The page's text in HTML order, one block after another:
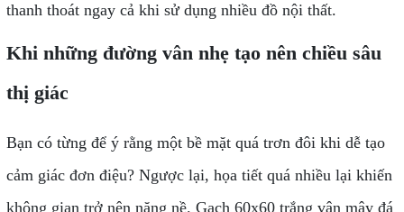
thanh thoát ngay cả khi sử dụng nhiều đồ nội thất.
Khi những đường vân nhẹ tạo nên chiều sâu
thị giác
Bạn có từng để ý rằng một bề mặt quá trơn đôi khi dễ tạo
cảm giác đơn điệu? Ngược lại, họa tiết quá nhiều lại khiến
không gian trở nên nặng nề. Gạch 60x60 trắng vân mây đá